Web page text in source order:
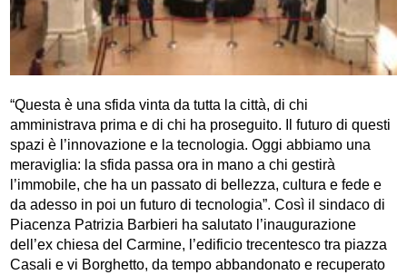
“Questa è una sfida vinta da tutta la città, di chi
amministrava prima e di chi ha proseguito. Il futuro di questi
spazi è l’innovazione e la tecnologia. Oggi abbiamo una
meraviglia: la sfida passa ora in mano a chi gestirà
l’immobile, che ha un passato di bellezza, cultura e fede e
da adesso in poi un futuro di tecnologia”. Così il sindaco di
Piacenza Patrizia Barbieri ha salutato l’inaugurazione
dell’ex chiesa del Carmine, l’edificio trecentesco tra piazza
Casali e vi Borghetto, da tempo abbandonato e recuperato